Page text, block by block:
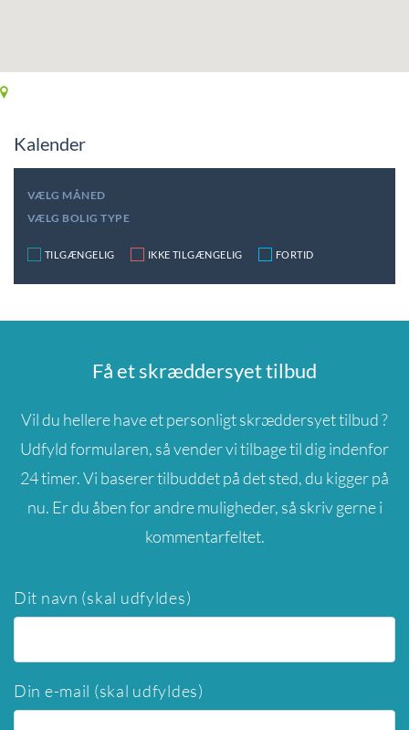
Kalender
VÆLG MÅNED
VÆLG BOLIG TYPE
TILGÆNGELIG IKKE TILGÆNGELIG FORTID
Få et skræddersyet tilbud
Vil du hellere have et personligt skræddersyet tilbud ?
Udfyld formularen, så vender vi tilbage til dig indenfor
24 timer. Vi baserer tilbuddet på det sted, du kigger på
nu. Er du åben for andre muligheder, så skriv gerne i
kommentarfeltet.
Dit navn (skal udfyldes)
Din e-mail (skal udfyldes)